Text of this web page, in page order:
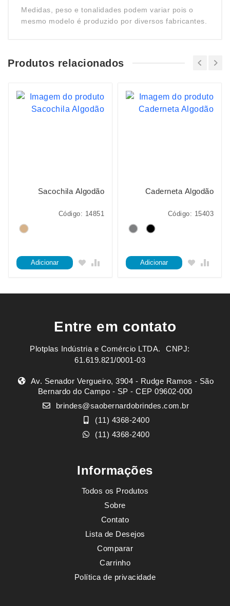
Medidas, peso e tonalidades podem variar pois o
mesmo modelo é produzido por diversos fabricantes.
Produtos relacionados
Sacochila Algodão
Código: 14851
Adicionar
Caderneta Algodão
Código: 15403
Adicionar
Entre em contato
Plotplas Indústria e Comércio LTDA. ㅤㅤㅤ CNPJ:
61.619.821/0001-03
Av. Senador Vergueiro, 3904 - Rudge Ramos - São
Bernardo do Campo - SP - CEP 09602-000
brindes@saobernardobrindes.com.br
(11) 4368-2400
(11) 4368-2400
Informações
Todos os Produtos
Sobre
Contato
Lista de Desejos
Comparar
Carrinho
Política de privacidade